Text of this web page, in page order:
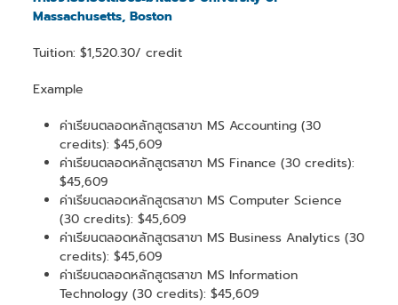
Massachusetts, Boston
Tuition: $1,520.30/ credit
Example
ค่าเรียนตลอดหลักสูตรสาขา MS Accounting (30
credits): $45,609
ค่าเรียนตลอดหลักสูตรสาขา MS Finance (30 credits):
$45,609
ค่าเรียนตลอดหลักสูตรสาขา MS Computer Science
(30 credits): $45,609
ค่าเรียนตลอดหลักสูตรสาขา MS Business Analytics (30
credits): $45,609
ค่าเรียนตลอดหลักสูตรสาขา MS Information
Technology (30 credits): $45,609